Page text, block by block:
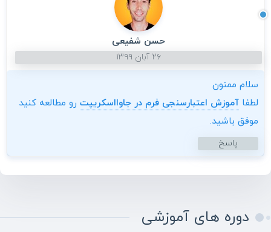
حسن شفیعی
۲۶ آبان ۱۳۹۹
سلام ممنون
لطفا آموزش اعتبارسنجی فرم در جاوااسکریپت رو مطالعه کنید
موفق باشید.
پاسخ
دوره های آموزشی